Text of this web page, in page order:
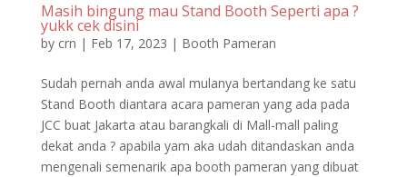
Masih bingung mau Stand Booth Seperti apa ?
yukk cek disini
by crn | Feb 17, 2023 | Booth Pameran
Sudah pernah anda awal mulanya bertandang ke satu
Stand Booth diantara acara pameran yang ada pada
JCC buat Jakarta atau barangkali di Mall-mall paling
dekat anda ? apabila yam aka udah ditandaskan anda
mengenali semenarik apa booth pameran yang dibuat